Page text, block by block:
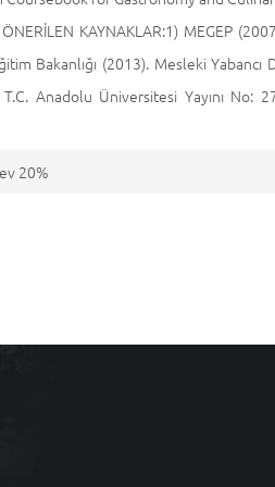
KAYNAKLAR:1) MEGEP
Bakanlığı (2013). Mesleki Yabancı
Anadolu Üniversitesi Yayını No:
20%